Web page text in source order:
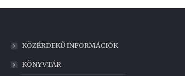
KÖZÉRDEKŰ INFORMÁCIÓK
KÖNYVTÁR